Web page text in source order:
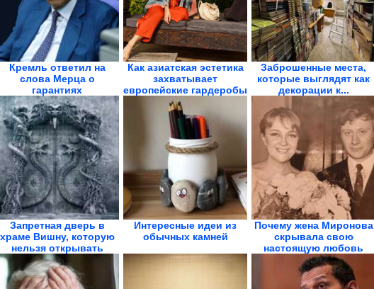
Кремль ответил на
слова Мерца о
гарантиях
безопасности...
Как азиатская эстетика
захватывает
европейские гардеробы
Заброшенные места,
которые выглядят как
декорации к...
Запретная дверь в
храме Вишну, которую
нельзя открывать
Интересные идеи из
обычных камней
Почему жена Миронова
скрывала свою
настоящую любовь
всю...